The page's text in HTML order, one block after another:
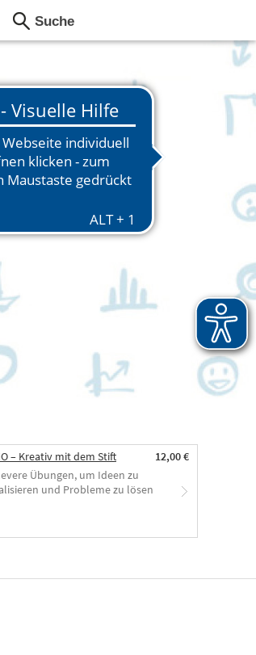
– Kreativ mit dem Stift
12,00 €
Übungen, um Ideen zu
und Probleme zu lösen